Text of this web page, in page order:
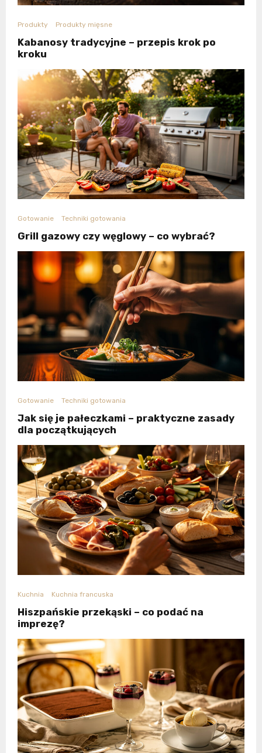
Produkty Produkty mięsne
Kabanosy tradycyjne – przepis krok po
kroku
Gotowanie Techniki gotowania
Grill gazowy czy węglowy – co wybrać?
Gotowanie Techniki gotowania
Jak się je pałeczkami – praktyczne zasady
dla początkujących
Kuchnia Kuchnia francuska
Hiszpańskie przekąski – co podać na
imprezę?